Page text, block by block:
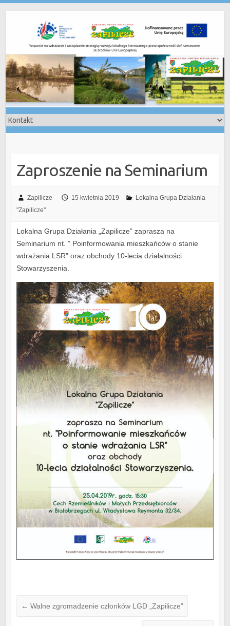
Zaproszenie na Seminarium
Zapilicze 15 kwietnia 2019
Lokalna Grupa Działania
"Zapilicze"
Lokalna Grupa Działania „Zapilicze” zaprasza na
Seminarium nt. ” Poinformowania mieszkańców o stanie
wdrażania LSR” oraz obchody 10-lecia działalności
Stowarzyszenia.
← Walne zgromadzenie członków LGD „Zapilicze”